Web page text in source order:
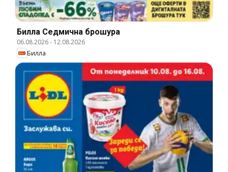
Билла Cедмична брошура
06.08.2026- 12.08.2026
Билла